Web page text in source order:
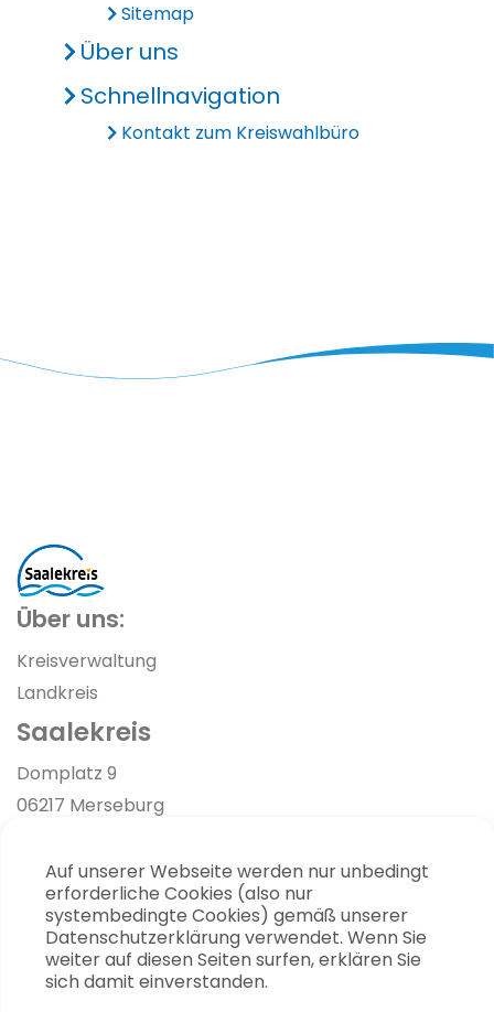
Auf unserer Webseite werden nur unbedingt
erforderliche Cookies (also nur
systembedingte Cookies) gemäß unserer
Datenschutzerklärung verwendet. Wenn Sie
weiter auf diesen Seiten surfen, erklären Sie
sich damit einverstanden.
Sitemap
Über uns
Schnellnavigation
Kontakt zum Kreiswahlbüro
Über uns:
Kreisverwaltung
Landkreis
Saalekreis
Link zur Google-Maps Navigation
Domplatz 9
06217 Merseburg
info [at] saalekreis.de
Impressum